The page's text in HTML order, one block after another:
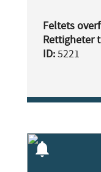
Feltets
Rettigheter
ID:5221
notifications